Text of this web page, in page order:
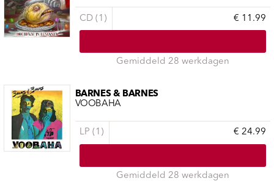
CD (1) € 11.99
Gemiddeld 28 werkdagen
BARNES & BARNES
VOOBAHA
LP (1) € 24.99
Gemiddeld 28 werkdagen